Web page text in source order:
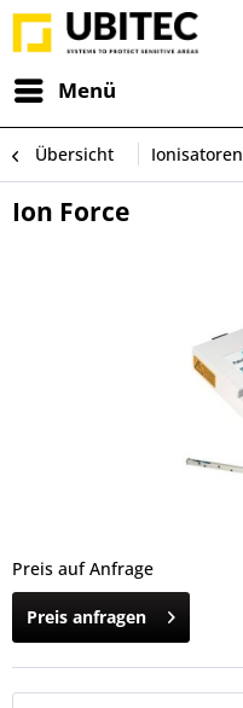
Menü
Übersicht Ionisatoren
Ion Force
Preis auf Anfrage
Preis anfragen